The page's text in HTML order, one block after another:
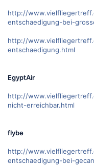
http://
entschaedigung-bei-
http://
entschaedigung.html
EgyptAir
http://
nicht-erreichbar.html
flybe
http://
entschaedigung-bei-